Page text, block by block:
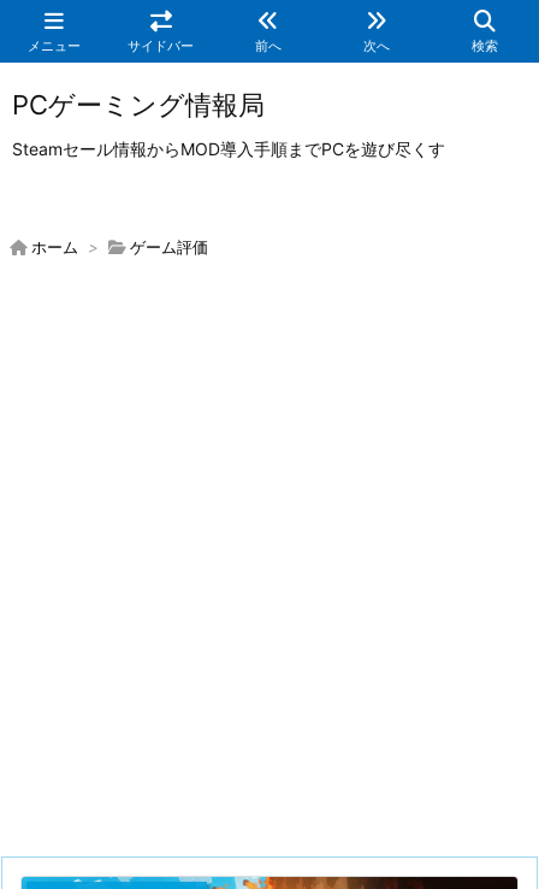
メニュー サイドバー 前へ 次へ 検索
PCゲーミング情報局
Steamセール情報からMOD導入手順までPCを遊び尽くす
ホーム > ゲーム評価